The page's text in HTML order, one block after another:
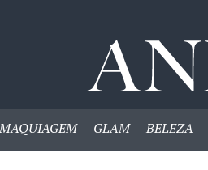
GLAM BELEZA